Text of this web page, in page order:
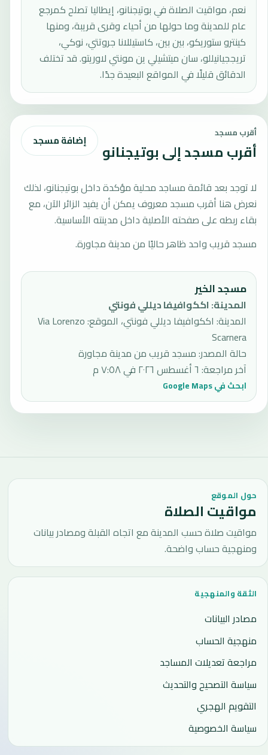
نعم، مواقيت الصلاة في بوتيجنانو، إيطاليا تصلح كمرجع
عام للمدينة وما حولها من أحياء وقرى قريبة، ومنها
كينترو ستوريكو، بين بين، كاستيللانا جروتتي، نوكي،
تريججيانيللو، سان ميتشيلي ين مونتي لاوريتو. قد تختلف
الدقائق قليلًا في المواقع البعيدة جدًا.
أقرب مسجد
أقرب مسجد إلى بوتيجنانو إضافة مسجد
لا توجد بعد قائمة مساجد محلية مؤكدة داخل بوتيجنانو، لذلك
نعرض هنا أقرب مسجد معروف يمكن أن يفيد الزائر الآن، مع
بقاء ربطه على صفحته الأصلية داخل مدينته الأساسية.
مسجد قريب واحد ظاهر حاليًا من مدينة مجاورة.
مسجد الخير
المدينة:اككوافيفا ديللي فونتي
المدينة: اككوافيفا ديللي فونتي، الموقع: Via Lorenzo
Scarnera
حالة المصدر:مسجد قريب من مدينة مجاورة
آخر مراجعة: ٦ أغسطس ٢٠٢٦ في ٧:٥٨ م
ابحث في Google Maps
حول الموقع
مواقيت الصلاة
مواقيت صلاة حسب المدينة مع اتجاه القبلة ومصادر بيانات
ومنهجية حساب واضحة.
الثقة والمنهجية
مصادر البيانات
منهجية الحساب
مراجعة تعديلات المساجد
سياسة التصحيح والتحديث
التقويم الهجري
سياسة الخصوصية